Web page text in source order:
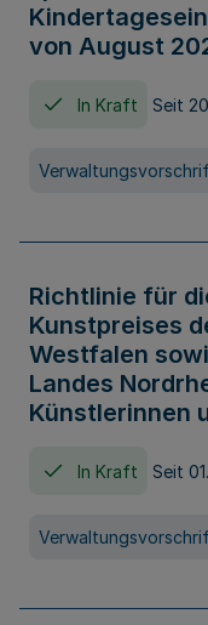
von August
In Kraft Seit
Richtlinie für
Kunstpreises
Westfalen
Landes
Künstlerinnen
In Kraft Seit